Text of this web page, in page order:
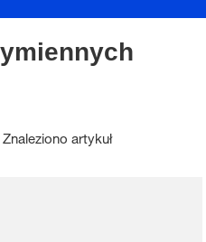
Znaleziono artykuł